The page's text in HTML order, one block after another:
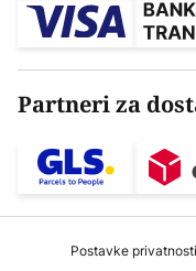
Partneri za
Postavke privatnosti